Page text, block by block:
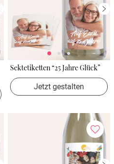
Sektetiketten “25 Jahre Glück”
Jetzt gestalten